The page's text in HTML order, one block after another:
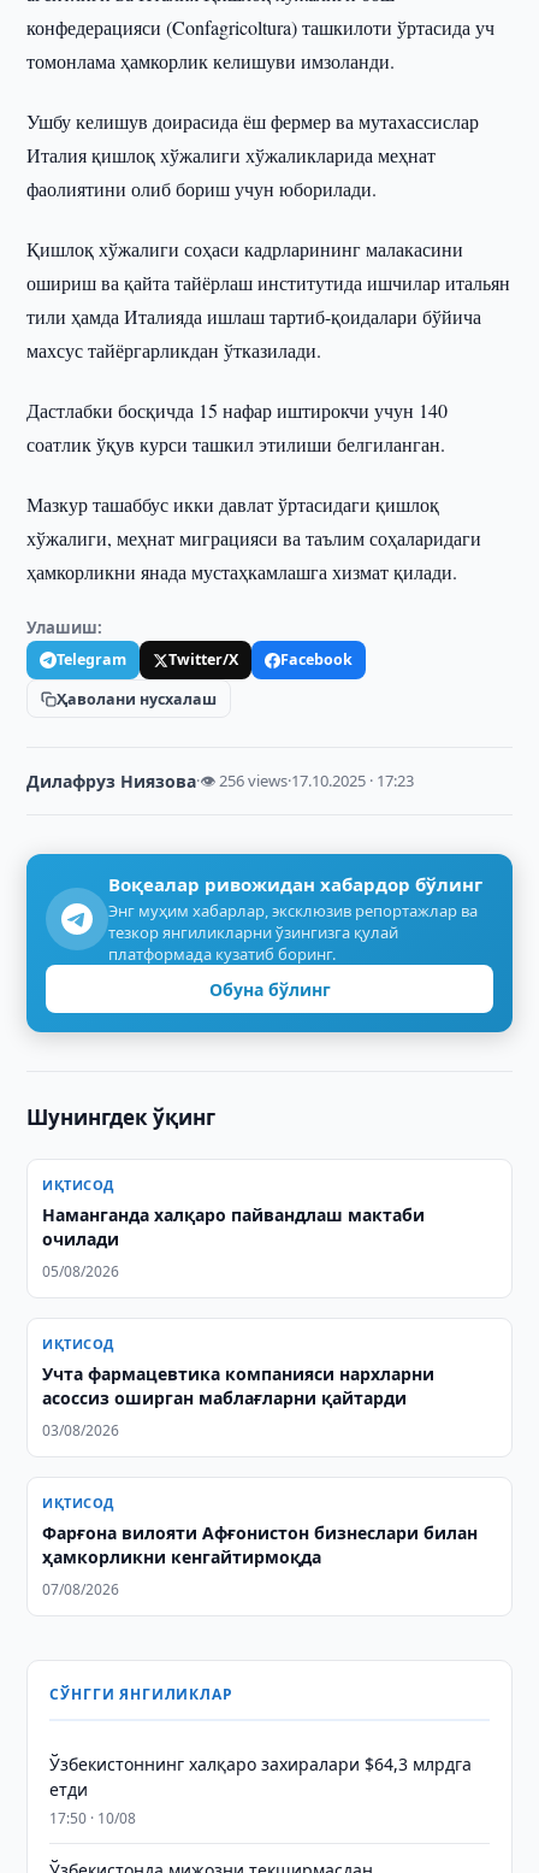
конфедерацияси (Confagricoltura) ташкилоти ўртасида уч
томонлама ҳамкорлик келишуви имзоланди.
Ушбу келишув доирасида ёш фермер ва мутахассислар
Италия қишлоқ хўжалиги хўжаликларида меҳнат
фаолиятини олиб бориш учун юборилади.
Қишлоқ хўжалиги соҳаси кадрларининг малакасини
ошириш ва қайта тайёрлаш институтида ишчилар итальян
тили ҳамда Италияда ишлаш тартиб-қоидалари бўйича
махсус тайёргарликдан ўтказилади.
Дастлабки босқичда 15 нафар иштирокчи учун 140
соатлик ўқув курси ташкил этилиши белгиланган.
Мазкур ташаббус икки давлат ўртасидаги қишлоқ
хўжалиги, меҳнат миграцияси ва таълим соҳаларидаги
ҳамкорликни янада мустаҳкамлашга хизмат қилади.
Улашиш:
Telegram Twitter/X
Facebook
Ҳаволани нусхалаш
Дилафруз Ниязова·👁 256 views·17.10.2025 · 17:23
Воқеалар ривожидан хабардор бўлинг
Энг муҳим хабарлар, эксклюзив репортажлар ва
тезкор янгиликларни ўзингизга қулай
платформада кузатиб боринг.
Обуна бўлинг
Шунингдек ўқинг
ИҚТИСОД
Наманганда халқаро пайвандлаш мактаби
очилади
05/08/2026
ИҚТИСОД
Учта фармацевтика компанияси нархларни
асоссиз оширган маблағларни қайтарди
03/08/2026
ИҚТИСОД
Фарғона вилояти Афғонистон бизнеслари билан
ҳамкорликни кенгайтирмоқда
07/08/2026
СЎНГГИ ЯНГИЛИКЛАР
Ўзбекистоннинг халқаро захиралари $64,3 млрдга
етди
17:50 · 10/08